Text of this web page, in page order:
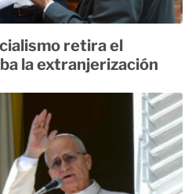
retira el
la extranjerización